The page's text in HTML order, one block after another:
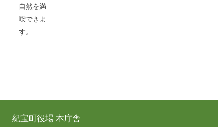
自然を満
喫できま
す。
紀宝町役場 本庁舎